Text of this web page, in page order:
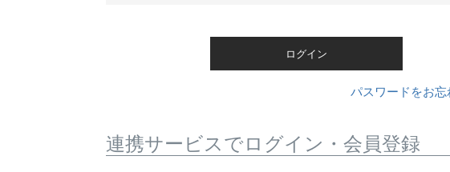
ログイン
パスワードをお忘
連携サービスでログイン・会員登録